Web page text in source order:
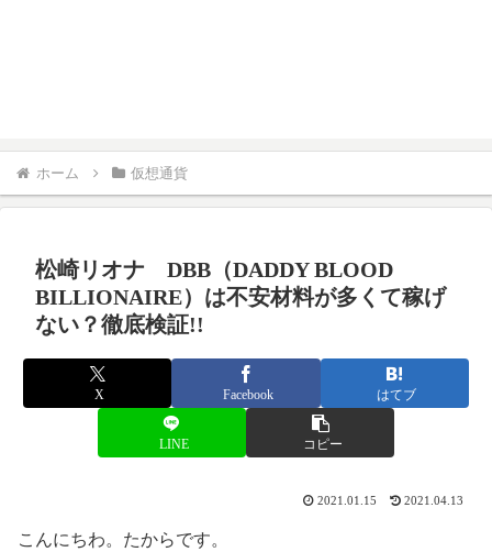
ホーム 仮想通貨
松崎リオナ DBB（DADDY BLOOD
BILLIONAIRE）は不安材料が多くて稼げ
ない？徹底検証!!
X Facebook はてブ
LINE コピー
2021.01.15 2021.04.13
こんにちわ。たからです。